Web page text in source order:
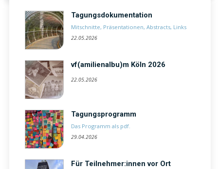
Tagungsdokumentation
Mitschnitte, Präsentationen, Abstracts, Links
22.05.2026
vf(amilienalbu)m Köln 2026
22.05.2026
Tagungsprogramm
Das Programm als pdf
29.04.2026
Für Teilnehmer:innen vor Ort